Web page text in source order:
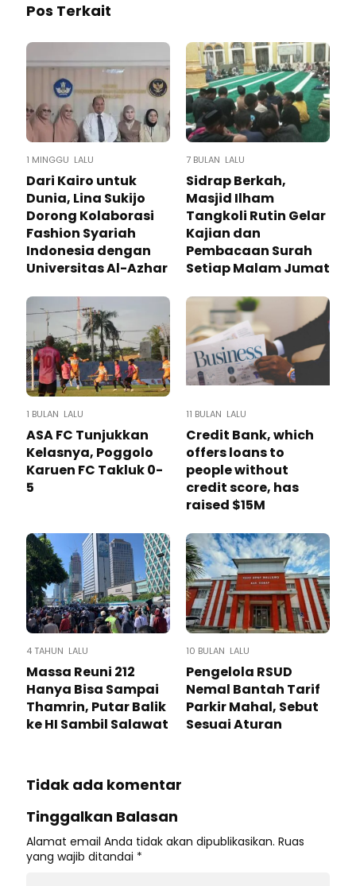
Pos Terkait
1 MINGGU LALU
Dari Kairo untuk
Dunia, Lina Sukijo
Dorong Kolaborasi
Fashion Syariah
Indonesia dengan
Universitas Al-Azhar
7 BULAN LALU
Sidrap Berkah,
Masjid Ilham
Tangkoli Rutin Gelar
Kajian dan
Pembacaan Surah
Setiap Malam Jumat
1 BULAN LALU
ASA FC Tunjukkan
Kelasnya, Poggolo
Karuen FC Takluk 0-
5
11 BULAN LALU
Credit Bank, which
offers loans to
people without
credit score, has
raised $15M
4 TAHUN LALU
Massa Reuni 212
Hanya Bisa Sampai
Thamrin, Putar Balik
ke HI Sambil Salawat
10 BULAN LALU
Pengelola RSUD
Nemal Bantah Tarif
Parkir Mahal, Sebut
Sesuai Aturan
Tidak ada komentar
Tinggalkan Balasan
Alamat email Anda tidak akan dipublikasikan. Ruas
yang wajib ditandai *